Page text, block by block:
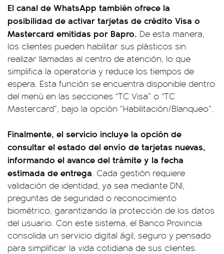
El canal de WhatsApp también ofrece la
posibilidad de activar tarjetas de crédito Visa o
Mastercard emitidas por Bapro. De esta manera,
los clientes pueden habilitar sus plásticos sin
realizar llamadas al centro de atención, lo que
simplifica la operatoria y reduce los tiempos de
espera. Esta función se encuentra disponible dentro
del menú en las secciones “TC Visa” o “TC
Mastercard”, bajo la opción “Habilitación/Blanqueo”.
Finalmente, el servicio incluye la opción de
consultar el estado del envío de tarjetas nuevas,
informando el avance del trámite y la fecha
estimada de entrega . Cada gestión requiere
validación de identidad, ya sea mediante DNI,
preguntas de seguridad o reconocimiento
biométrico, garantizando la protección de los datos
del usuario. Con este sistema, el Banco Provincia
consolida un servicio digital ágil, seguro y pensado
para simplificar la vida cotidiana de sus clientes.